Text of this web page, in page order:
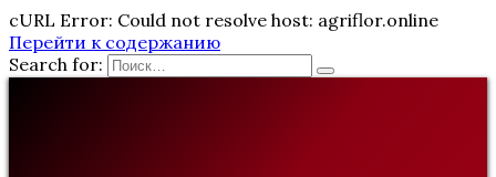
cURL Error: Could not resolve host: agriflor.online
Перейти к содержанию
Search for: